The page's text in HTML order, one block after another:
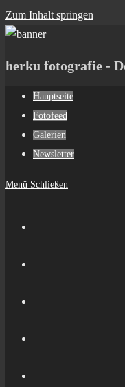
Zum Inhalt springen
herku fotografie -
Hauptseite
Fotofeed
Galerien
Newsletter
Menü Schließen